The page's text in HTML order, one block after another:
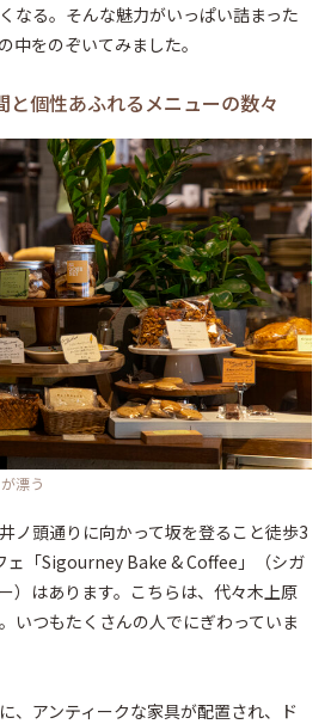
なる。そんな魅力がいっぱい詰まった
中をのぞいてみました。
と個性あふれるメニューの数々
漂う
ノ頭通りに向かって坂を登ること徒歩3
ェ「Sigourney Bake & Coffee」（シガ
）はあります。こちらは、代々木上原
いつもたくさんの人でにぎわっていま
、アンティークな家具が配置され、ド